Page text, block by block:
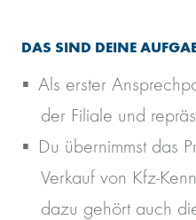
DAS SIND DEINE
Als erster
der Filiale und
Du übernimmst das
Verkauf von Kfz-
dazu gehört auch